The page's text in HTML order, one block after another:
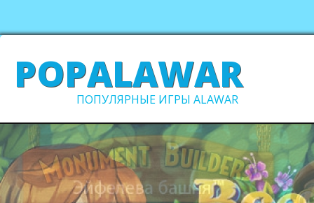
POPALAWAR
ПОПУЛЯРНЫЕ ИГРЫ ALAWAR